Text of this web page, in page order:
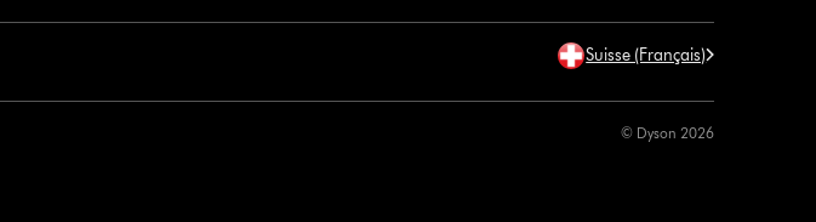
Suisse (Français)
© Dyson 2026